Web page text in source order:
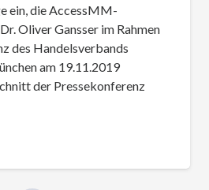
ein, die AccessMM-
Oliver Gansser im Rahmen
des Handelsverbands
am 19.11.2019
der Pressekonferenz